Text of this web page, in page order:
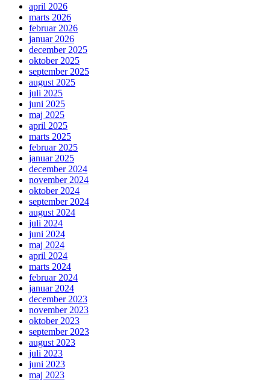
april 2026
marts 2026
februar 2026
januar 2026
december 2025
oktober 2025
september 2025
august 2025
juli 2025
juni 2025
maj 2025
april 2025
marts 2025
februar 2025
januar 2025
december 2024
november 2024
oktober 2024
september 2024
august 2024
juli 2024
juni 2024
maj 2024
april 2024
marts 2024
februar 2024
januar 2024
december 2023
november 2023
oktober 2023
september 2023
august 2023
juli 2023
juni 2023
maj 2023